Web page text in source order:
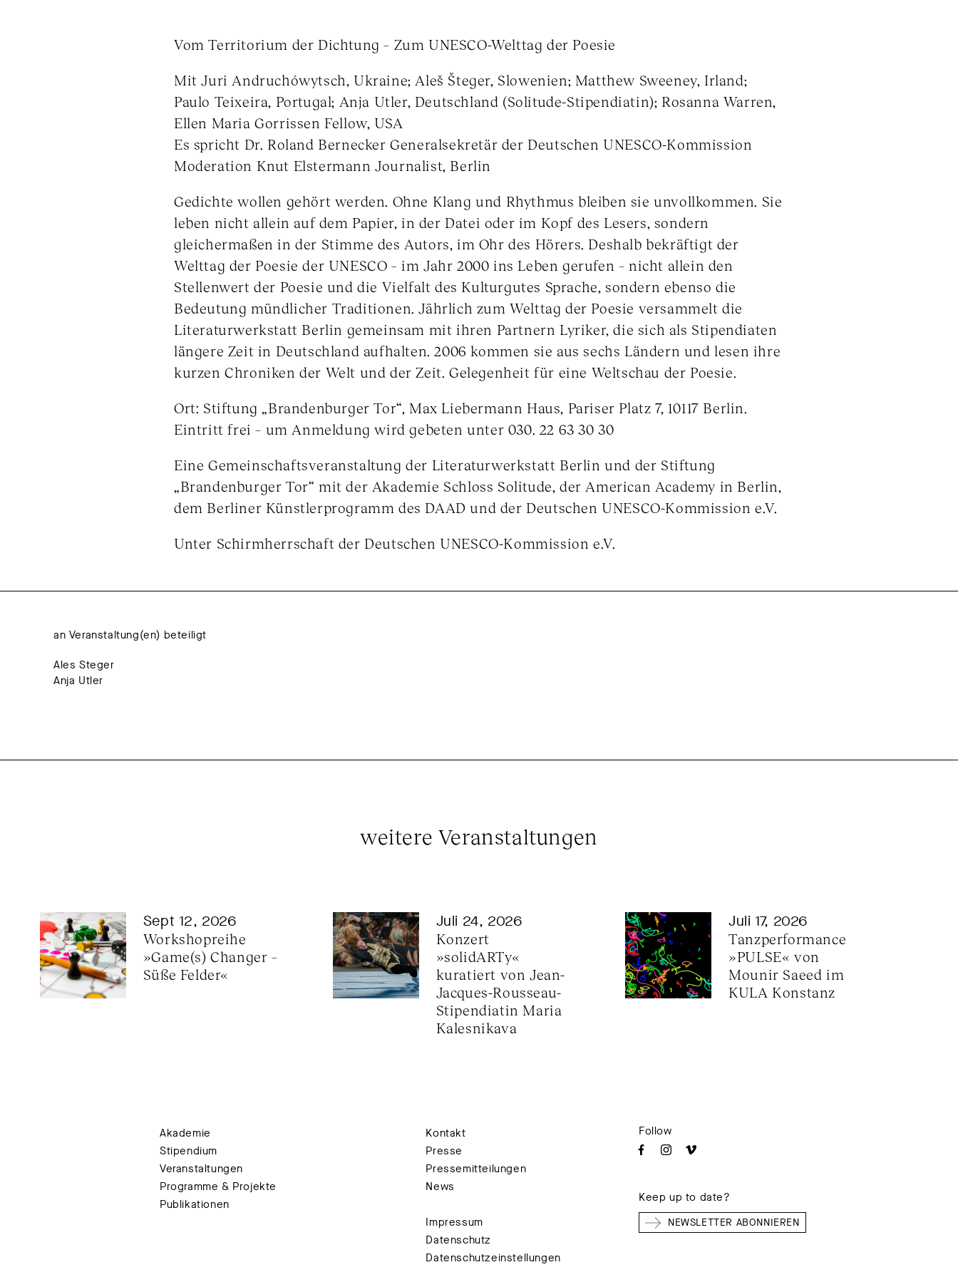
Vom Territorium der Dichtung – Zum UNESCO-Welttag der Poesie
Mit Juri Andruchówytsch, Ukraine; Aleš Šteger, Slowenien; Matthew Sweeney, Irland;
Paulo Teixeira, Portugal; Anja Utler, Deutschland (Solitude-Stipendiatin); Rosanna Warren,
Ellen Maria Gorrissen Fellow, USA
Es spricht Dr. Roland Bernecker Generalsekretär der Deutschen UNESCO-Kommission
Moderation Knut Elstermann Journalist, Berlin
Gedichte wollen gehört werden. Ohne Klang und Rhythmus bleiben sie unvollkommen. Sie
leben nicht allein auf dem Papier, in der Datei oder im Kopf des Lesers, sondern
gleichermaßen in der Stimme des Autors, im Ohr des Hörers. Deshalb bekräftigt der
Welttag der Poesie der UNESCO – im Jahr 2000 ins Leben gerufen – nicht allein den
Stellenwert der Poesie und die Vielfalt des Kulturgutes Sprache, sondern ebenso die
Bedeutung mündlicher Traditionen. Jährlich zum Welttag der Poesie versammelt die
Literaturwerkstatt Berlin gemeinsam mit ihren Partnern Lyriker, die sich als Stipendiaten
längere Zeit in Deutschland aufhalten. 2006 kommen sie aus sechs Ländern und lesen ihre
kurzen Chroniken der Welt und der Zeit. Gelegenheit für eine Weltschau der Poesie.
Ort: Stiftung „Brandenburger Tor“, Max Liebermann Haus, Pariser Platz 7, 10117 Berlin.
Eintritt frei – um Anmeldung wird gebeten unter 030. 22 63 30 30
Eine Gemeinschaftsveranstaltung der Literaturwerkstatt Berlin und der Stiftung
„Brandenburger Tor“ mit der Akademie Schloss Solitude, der American Academy in Berlin,
dem Berliner Künstlerprogramm des DAAD und der Deutschen UNESCO-Kommission e.V.
Unter Schirmherrschaft der Deutschen UNESCO-Kommission e.V.
an Veranstaltung(en) beteiligt
Ales Steger
Anja Utler
weitere Veranstaltungen
Sept 12, 2026
Workshopreihe
»Game(s) Changer –
Süße Felder«
Juli 24, 2026
Konzert
»solidARTy«
kuratiert von Jean-
Jacques-Rousseau-
Stipendiatin Maria
Kalesnikava
Juli 17, 2026
Tanzperformance
»PULSE« von
Mounir Saeed im
KULA Konstanz
Akademie
Stipendium
Veranstaltungen
Programme & Projekte
Publikationen
Kontakt
Presse
Pressemitteilungen
News
Impressum
Datenschutz
Datenschutzeinstellungen
Follow
Keep up to date?
NEWSLETTER ABONNIEREN